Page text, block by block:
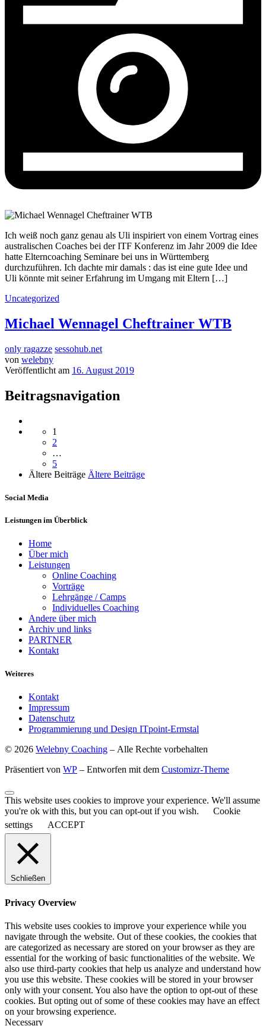
Ich weiß noch ganz genau als Uli inspiriert von einem Vortrag eines
australischen Coaches bei der ITF Konferenz im Jahr 2009 die Idee
hatte Elterncoaching Seminare bei uns in Württemberg
durchzuführen. Ich dachte mir damals : das ist eine gute Idee und
Uli könnte mit seiner Erfahrung im Umgang mit Eltern […]
Uncategorized
Michael Wennagel Cheftrainer WTB
only ragazze sessohub.net
von welebny
Veröffentlicht am 16. August 2019
Beitragsnavigation
1
2
…
5
Ältere Beiträge Ältere Beiträge
Social Media
Leistungen im Überblick
Home
Über mich
Leistungen
Online Coaching
Vorträge
Lehrgänge / Camps
Individuelles Coaching
Andere über mich
Archiv und links
PARTNER
Kontakt
Weiteres
Kontakt
Impressum
Datenschutz
Programmierung und Design ITpoint-Ermstal
© 2026 Welebny Coaching – Alle Rechte vorbehalten
Präsentiert von WP – Entworfen mit dem Customizr-Theme
This website uses cookies to improve your experience. We'll assume
you're ok with this, but you can opt-out if you wish.
Cookie
settings
ACCEPT
Schließen
Privacy Overview
This website uses cookies to improve your experience while you
navigate through the website. Out of these cookies, the cookies that
are categorized as necessary are stored on your browser as they are
essential for the working of basic functionalities of the website. We
also use third-party cookies that help us analyze and understand how
you use this website. These cookies will be stored in your browser
only with your consent. You also have the option to opt-out of these
cookies. But opting out of some of these cookies may have an effect
on your browsing experience.
Necessary